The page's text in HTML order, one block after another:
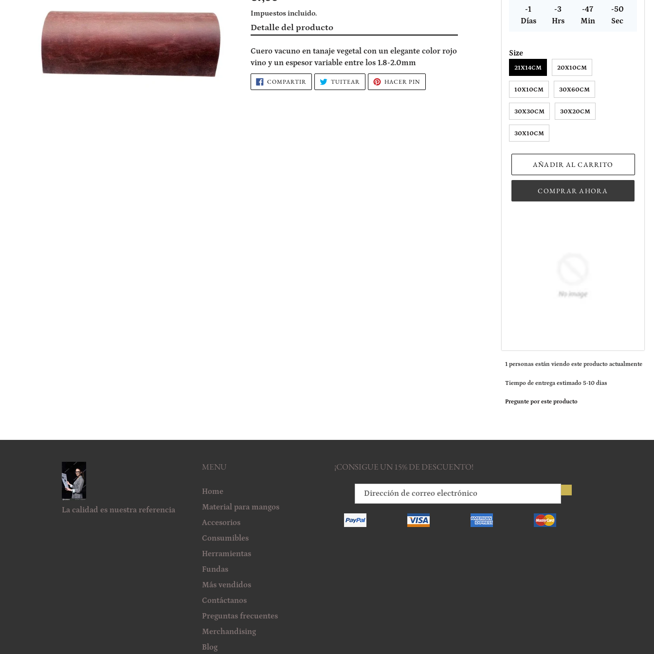
habitual
Impuestos incluido.
Agregando
el
producto
a
carrito
Detalle del producto
Cuero vacuno en tanaje vegetal con un elegante color rojo
vino y un espesor variable entre los 1.8-2.0mm
COMPARTIR COMPARTIR
EN
FACEBOOK
TUITEAR TUITEAR
EN
TWITTER
HACER PIN
PINTEREST
-1
Días
-3
Hrs
-47
Min
-51
Sec
Size
21X14CM 20X10CM
10X10CM 30X60CM
30X30CM 30X20CM
30X10CM
AÑADIR AL CARRITO
COMPRAR AHORA
1 personas están viendo este producto actualmente
Tiempo de entrega estimado 5-10 dias
Pregunte por este producto
La calidad es nuestra referencia
MENU
Home
Material para mangos
Accesorios
Consumibles
Herramientas
Fundas
Más vendidos
Contáctanos
Preguntas frecuentes
Merchandising
Blog
¡CONSIGUE UN 15% DE DESCUENTO!